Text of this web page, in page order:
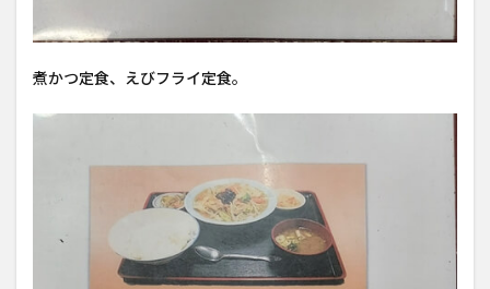
煮かつ定食、えびフライ定食。